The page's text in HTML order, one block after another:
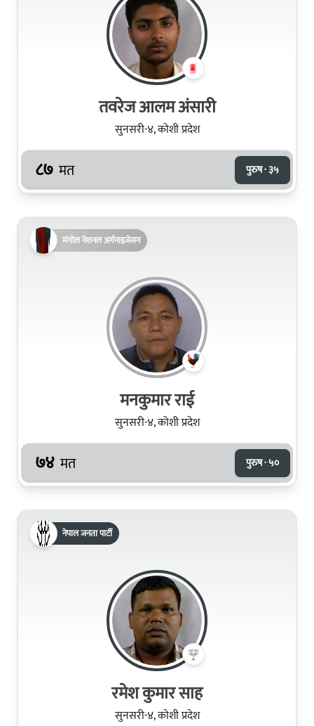
तवरेज आलम अंसारी
सुनसरी-४, कोशी प्रदेश
८७ मत पुरुष · ३५
मंगोल नेशनल अर्गनाइजेसन
मनकुमार राई
सुनसरी-४, कोशी प्रदेश
७४ मत पुरुष · ५०
नेपाल जनता पार्टी
रमेश कुमार साह
सुनसरी-४, कोशी प्रदेश